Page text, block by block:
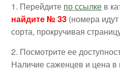
1. Перейдите по ссылке в
найдите № 33 (номера
сорта, прокручивая
2. Посмотрите ее
Наличие саженцев и цена в